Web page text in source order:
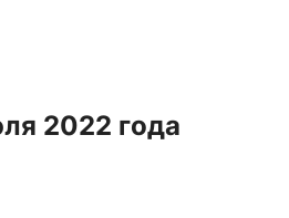
2022 года